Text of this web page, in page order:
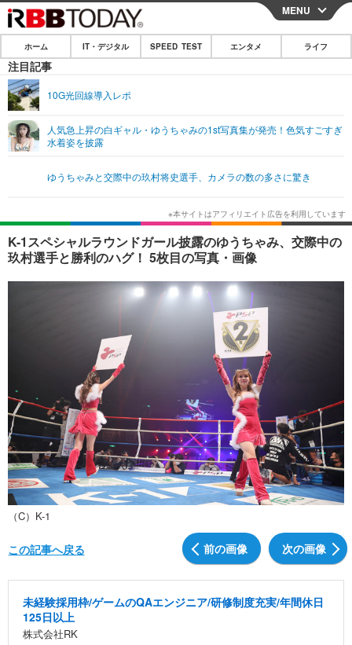
CLOSE
ホーム
IT・デジタル
ネタ
ショッピング その他
SPEED TEST
エンタメ
エンタメTOP 映画・ドラマ
韓国・芸能
音楽 スポーツ
その他
ライフTOP グルメ
ペット ショッピング
その他
リリース一覧
プッシュ通知の停止方法
MENU
ホーム IT・デジタル SPEED TEST エンタメ ライフ
注目記事
10G光回線導入レポ
人気急上昇の白ギャル・ゆうちゃみの1st写真集が発売！色気すごすぎ
水着姿を披露
ゆうちゃみと交際中の玖村将史選手、カメラの数の多さに驚き
K-1スペシャルラウンドガール披露のゆうちゃみ、交際中の
玖村選手と勝利のハグ！ 5枚目の写真・画像
（C）K-1
前の画像 次の画像
この記事へ戻る
未経験採用枠/ゲームのQAエンジニア/研修制度充実/年間休日
125日以上
株式会社RK